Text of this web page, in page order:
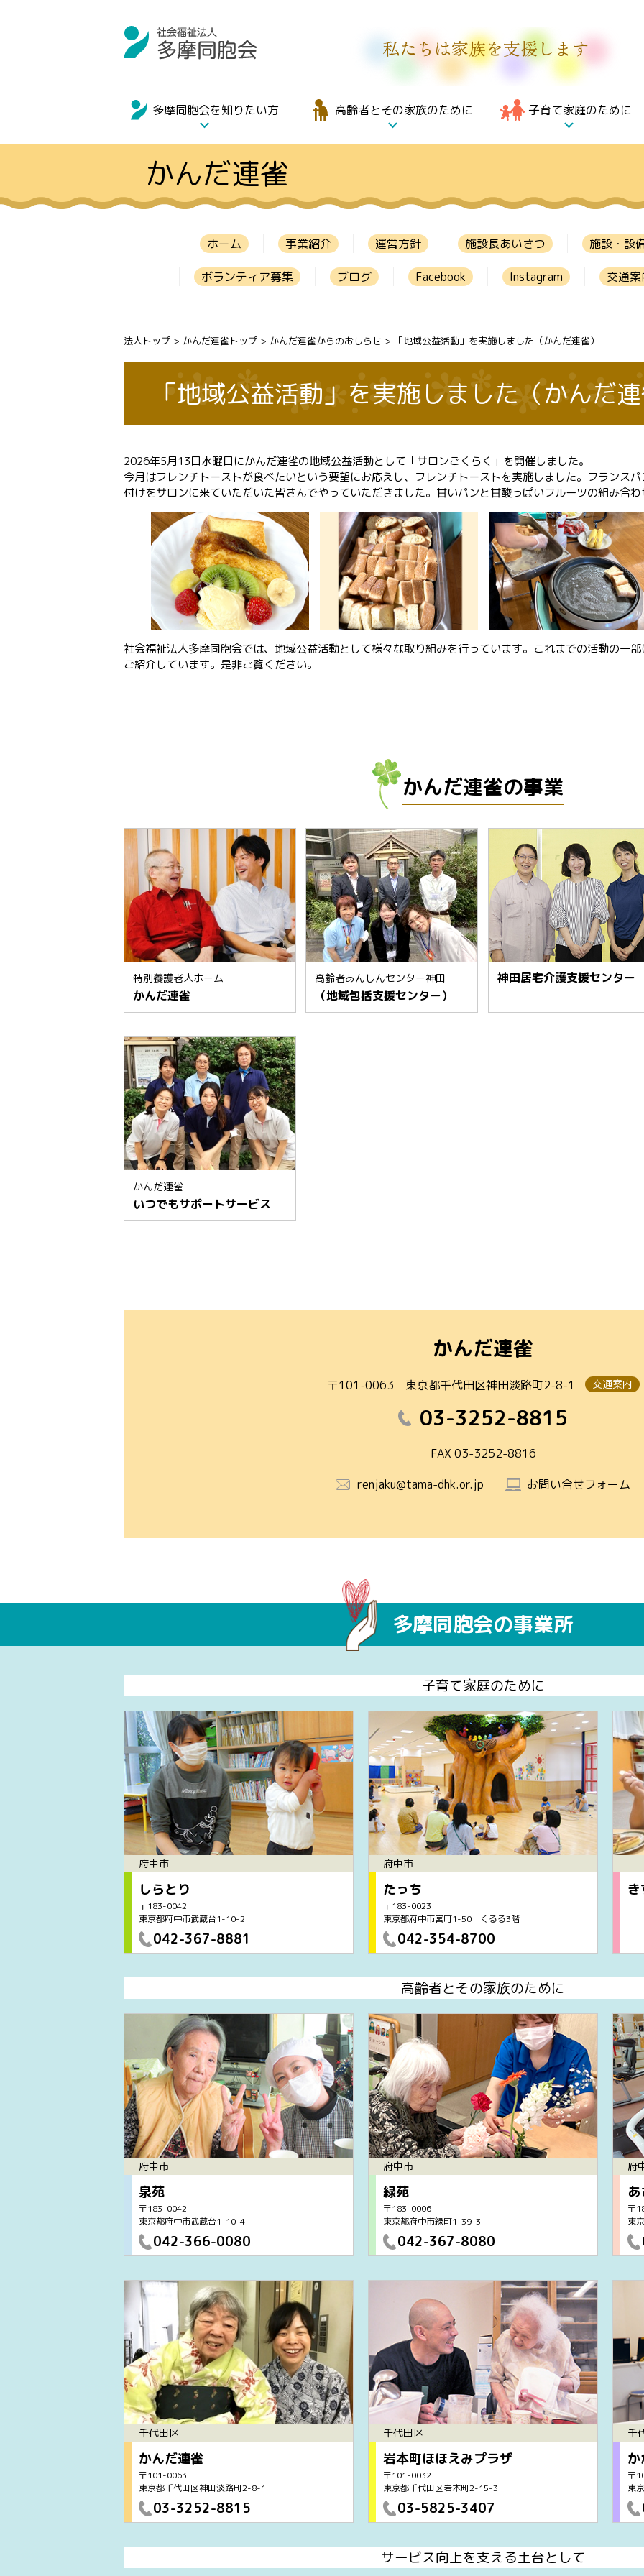
私たちは家族を支援します
多摩同胞会を知りたい方 高齢者とその家族のために 子育て家庭のために
かんだ連雀
ホーム 事業紹介 運営方針 施設長あいさつ 施設・設
ボランティア募集 ブログ Facebook Instagram 交通案
法人トップ > かんだ連雀トップ > かんだ連雀からのおしらせ > 「地域公益活動」を実施しました（かんだ連雀）
「地域公益活動」を実施しました（かんだ
2026年5月13日水曜日にかんだ連雀の地域公益活動として「サロンごくらく」を開催しました。
今月はフレンチトーストが食べたいという要望にお応えし、フレンチトーストを実施しました。フランス
付けをサロンに来ていただいた皆さんでやっていただきました。甘いパンと甘酸っぱいフルーツの組み合
社会福祉法人多摩同胞会では、地域公益活動として様々な取り組みを行っています。これまでの活動の一
ご紹介しています。是非ご覧ください。
かんだ連雀の事業
特別養護老人ホーム
かんだ連雀
高齢者あんしんセンター神田
（地域包括支援センター）
神田居宅介護支援センター
かんだ連雀
いつでもサポートサービス
かんだ連雀
〒101-0063 東京都千代田区神田淡路町2-8-1 交通案内
03-3252-8815
FAX 03-3252-8816
renjaku@tama-dhk.or.jp
お問い合せフォーム
多摩同胞会の事業所
子育て家庭のために
府中市
しらとり
〒183-0042
東京都府中市武蔵台1-10-2
042-367-8881
府中市
たっち
〒183-0023
東京都府中市宮町1-50 くるる3階
042-354-8700
高齢者とその家族のために
府中市
泉苑
〒183-0042
東京都府中市武蔵台1-10-4
042-366-0080
府中市
緑苑
〒183-0006
東京都府中市緑町1-39-3
042-367-8080
府
〒
東
千代田区
かんだ連雀
〒101-0063
東京都千代田区神田淡路町2-8-1
03-3252-8815
千代田区
岩本町ほほえみプラザ
〒101-0032
東京都千代田区岩本町2-15-3
03-5825-3407
千
〒
東
サービス向上を支える土台として